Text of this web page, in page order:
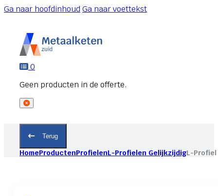
Ga naar hoofdinhoudGa naar voettekst
0
Terug
HomeProductenProfielenL-Profielen GelijkzijdigL-